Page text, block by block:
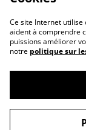
Ce site Internet utilise
aident à comprendre
puissions améliorer
notre politique sur